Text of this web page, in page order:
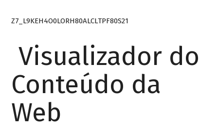
Z7_L9KEH4O0LORH80ALCLTPF80S21
Visualizador do
Conteúdo da
Web